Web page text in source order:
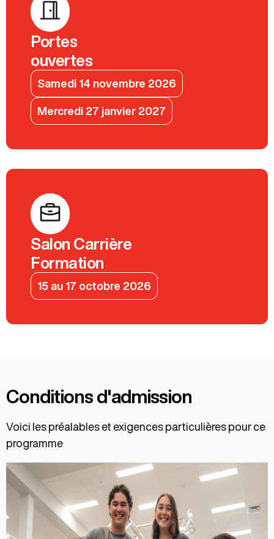
Portes
ouvertes
Samedi 14 novembre 2026
Mercredi 27 janvier 2027
Salon Carrière
Formation
15 au 17 octobre 2026
Conditions d'admission
Voici les préalables et exigences particulières pour ce
programme